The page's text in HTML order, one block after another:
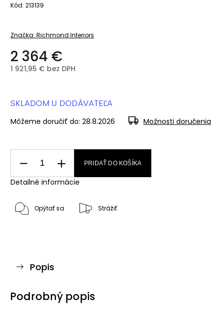
Kód: 213139
Značka: Richmond Interiors
2 364 €
1 921,95 € bez DPH
SKLADOM U DODÁVATEĽA
Môžeme doručiť do: 28.8.2026 Možnosti doručenia
PRIDAŤ DO KOŠÍKA
Detailné informácie
Opýtať sa Strážiť
Popis
Podrobný popis